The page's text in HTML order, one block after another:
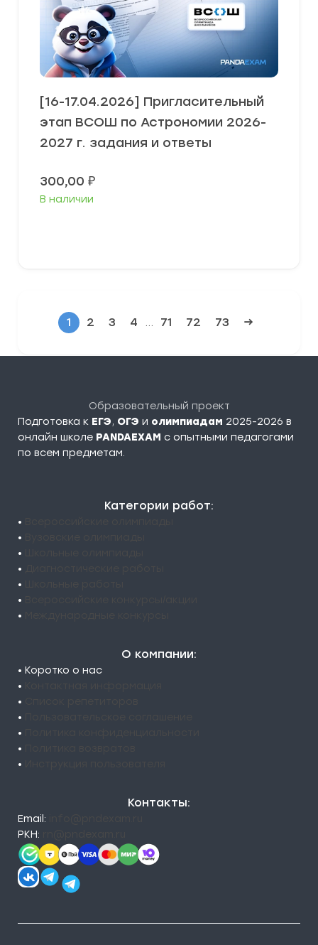
[16-17.04.2026] Пригласительный
этап ВСОШ по Астрономии 2026-
2027 г. задания и ответы
300,00 ₽
В наличии
1 2 3 4 … 71 72 73 →
Образовательный проект
Подготовка к ЕГЭ, ОГЭ и олимпиадам 2025-2026 в
онлайн школе PANDAEXAM c опытными педагогами
по всем предметам.
Категории работ:
•
•
•
•
•
•
•
О компании:
• Коротко о нас
•
•
•
•
•
•
Контакты:
Email:
РКН: